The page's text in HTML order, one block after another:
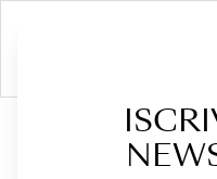
For Sella Mini